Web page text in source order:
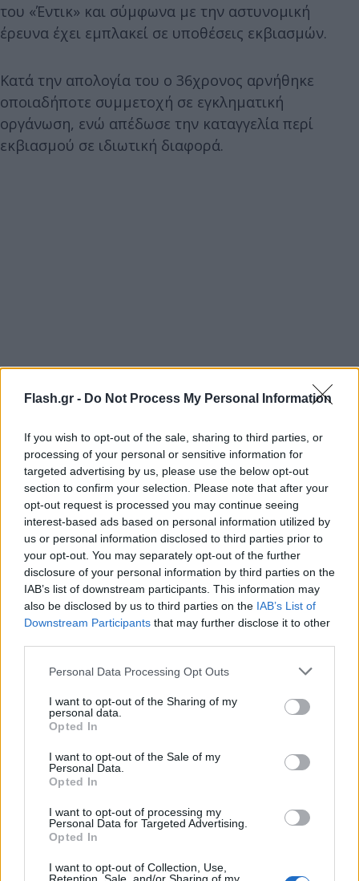
Flash.gr - Do Not Process My Personal Information
If you wish to opt-out of the sale, sharing to third parties, or
processing of your personal or sensitive information for
targeted advertising by us, please use the below opt-out
section to confirm your selection. Please note that after your
opt-out request is processed you may continue seeing
interest-based ads based on personal information utilized by
us or personal information disclosed to third parties prior to
your opt-out. You may separately opt-out of the further
disclosure of your personal information by third parties on the
IAB’s list of downstream participants. This information may
also be disclosed by us to third parties on the IAB’s List of
Downstream Participants that may further disclose it to other
Please note that this website/app uses one or more Google
not limited to your visit or usage behaviour. You may click to
grant or deny consent to Google and its third-party tags to
use your data for below specified purposes in below Google
consent section.
Personal Data Processing Opt Outs
I want to opt-out of the Sharing of my
personal data.
Opted In
I want to opt-out of the Sale of my
Personal Data.
Opted In
I want to opt-out of processing my
Personal Data for Targeted Advertising.
Opted In
I want to opt-out of Collection, Use,
του «Έντικ» και σύμφωνα με την αστυνομική
έρευνα έχει εμπλακεί σε υποθέσεις εκβιασμών.
Κατά την απολογία του ο 36χρονος αρνήθηκε
οποιαδήποτε συμμετοχή σε εγκληματική
οργάνωση, ενώ απέδωσε την καταγγελία περί
εκβιασμού σε ιδιωτική διαφορά.
Η κινηματογραφική επιχείρηση στον
Ασπρόπυργο
Στο βίντεο ντοκουμέντο από την σύλληψη του
36χρονου που εξασφάλισε το
που έχουν καταγραφεί από drone της ΕΛ.ΑΣ.
θυμίζουν ταινία δράσης του Χόλιγουντ.
Να θυμίσουμε ότι στη συμμορία του «Έντικ»